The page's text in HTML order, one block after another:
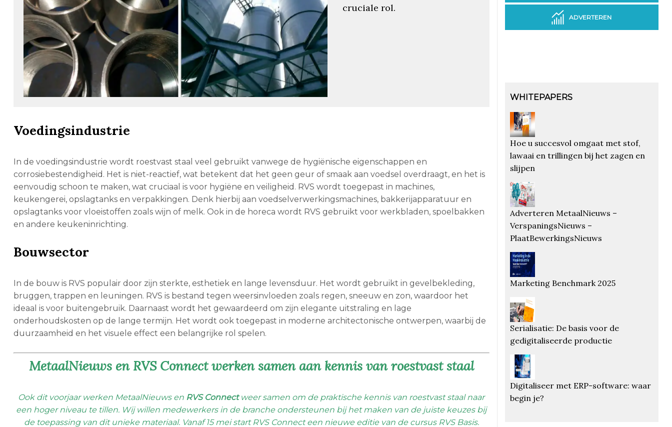
cruciale rol.
Voedingsindustrie
In de voedingsindustrie wordt roestvast staal veel gebruikt vanwege de hygiënische eigenschappen en
corrosiebestendigheid. Het is niet-reactief, wat betekent dat het geen geur of smaak aan voedsel overdraagt, en het is
eenvoudig schoon te maken, wat cruciaal is voor hygiëne en veiligheid. RVS wordt toegepast in machines,
keukengerei, opslagtanks en verpakkingen. Denk hierbij aan voedselverwerkingsmachines, bakkerijapparatuur en
opslagtanks voor vloeistoffen zoals wijn of melk. Ook in de horeca wordt RVS gebruikt voor werkbladen, spoelbakken
en andere keukeninrichting.
Bouwsector
In de bouw is RVS populair door zijn sterkte, esthetiek en lange levensduur. Het wordt gebruikt in gevelbekleding,
bruggen, trappen en leuningen. RVS is bestand tegen weersinvloeden zoals regen, sneeuw en zon, waardoor het
ideaal is voor buitengebruik. Daarnaast wordt het gewaardeerd om zijn elegante uitstraling en lage
onderhoudskosten op de lange termijn. Het wordt ook toegepast in moderne architectonische ontwerpen, waarbij de
duurzaamheid en het visuele effect een belangrijke rol spelen.
MetaalNieuws en RVS Connect werken samen aan kennis van roestvast staal
Ook dit voorjaar werken MetaalNieuws en RVS Connectweer samen om de praktische kennis van roestvast staal naar
een hoger niveau te tillen. Wij willen medewerkers in de branche ondersteunen bij het maken van de juiste keuzes bij
de toepassing van dit unieke materiaal. Vanaf 15 mei start RVS Connect een nieuwe editie van de cursus RVS Basis.
ADVERTEREN
WHITEPAPERS
Hoe u succesvol omgaat met stof,
lawaai en trillingen bij het zagen en
slijpen
Adverteren MetaalNieuws –
VerspaningsNieuws –
PlaatBewerkingsNieuws
Marketing Benchmark 2025
Serialisatie: De basis voor de
gedigitaliseerde productie
Digitaliseer met ERP-software: waar
begin je?